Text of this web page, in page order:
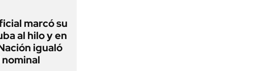
marcó su
al hilo y en
igualó